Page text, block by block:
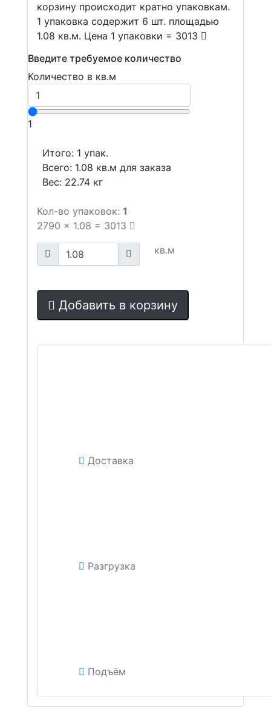
корзину происходит кратно упаковкам.
1 упаковка содержит 6 шт. площадью
1.08 кв.м. Цена 1 упаковки = 3013
Введите требуемое количество
Количество в кв.м
1
Итого: 1 упак.
Всего: 1.08 кв.м для заказа
Вес: 22.74 кг
Кол-во упаковок: 1
2790 x 1.08 = 3013
кв.м
Добавить в корзину
Доставка
Разгрузка
Подъём